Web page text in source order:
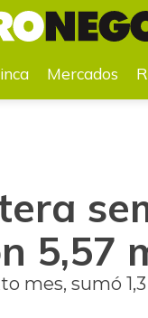
de sacos
Mercados
5,57
mes, sumó